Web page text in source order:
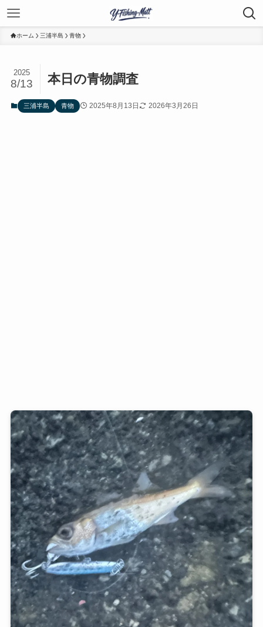
ホーム 三浦半島 青物
本日の青物調査
2025
8/13
三浦半島 青物 2025年8月13日 2026年3月26日